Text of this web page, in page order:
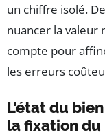
un chiffre isolé.
nuancer la valeur
compte pour
les erreurs
L’état du
la fixation du